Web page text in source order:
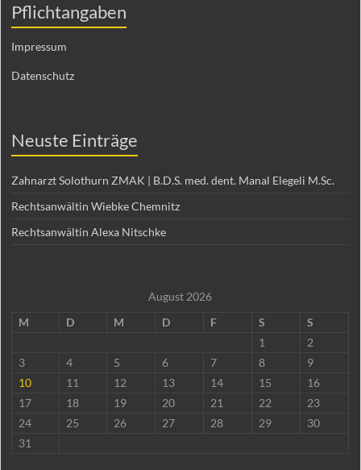
Pflichtangaben
Impressum
Datenschutz
Neuste Einträge
Zahnarzt Solothurn ZMAK | B.D.S. med. dent. Manal Elegeli M.Sc.
Rechtsanwältin Wiebke Chemnitz
Rechtsanwältin Alexa Nitschke
August 2026
M
D M D F S
S
1
2
3
4 5 6 7 8
9
10
11 12 13 14 15
16
17
18 19 20 21 22
23
24
25 26 27 28 29
30
31